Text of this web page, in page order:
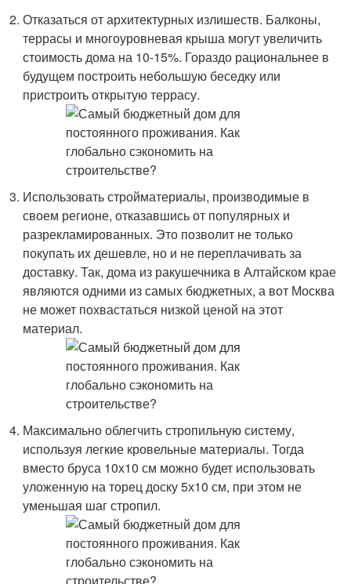
Отказаться от архитектурных излишеств. Балконы,
террасы и многоуровневая крыша могут увеличить
стоимость дома на 10-15%. Гораздо рациональнее в
будущем построить небольшую беседку или
пристроить открытую террасу.
Использовать стройматериалы, производимые в
своем регионе, отказавшись от популярных и
разрекламированных. Это позволит не только
покупать их дешевле, но и не переплачивать за
доставку. Так, дома из ракушечника в Алтайском крае
являются одними из самых бюджетных, а вот Москва
не может похвастаться низкой ценой на этот
материал.
Максимально облегчить стропильную систему,
используя легкие кровельные материалы. Тогда
вместо бруса 10х10 см можно будет использовать
уложенную на торец доску 5х10 см, при этом не
уменьшая шаг стропил.